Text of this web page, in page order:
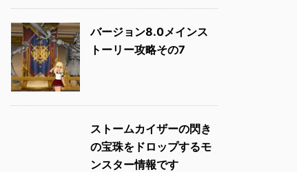
バージョン8.0メインス
トーリー攻略その7
ストームカイザーの閃き
の宝珠をドロップするモ
ンスター情報です